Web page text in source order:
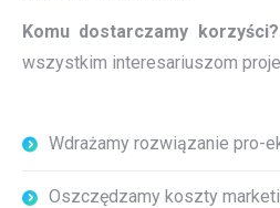
Komu dostarczamy korzyści?
wszystkim interesariuszom
Wdrażamy rozwiązanie pro-
Oszczędzamy koszty